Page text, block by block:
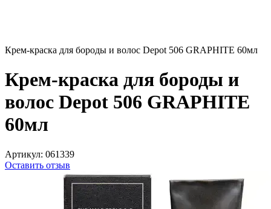
Крем-краска для бороды и волос Depot 506 GRAPHITE 60мл
Крем-краска для бороды и
волос Depot 506 GRAPHITE
60мл
Артикул: 061339
Оставить отзыв